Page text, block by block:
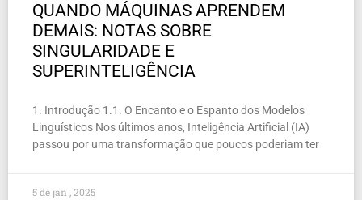
QUANDO MÁQUINAS APRENDEM
DEMAIS: NOTAS SOBRE
SINGULARIDADE E
SUPERINTELIGÊNCIA
1. Introdução 1.1. O Encanto e o Espanto dos Modelos
Linguísticos Nos últimos anos, Inteligência Artificial (IA)
passou por uma transformação que poucos poderiam ter
5 de jan , 2025